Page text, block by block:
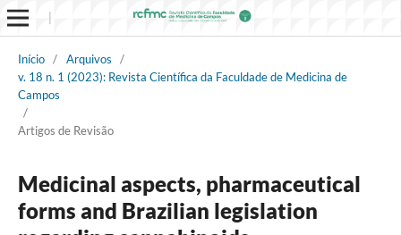
Início / Arquivos
/
v. 18 n. 1 (2023): Revista Científica da Faculdade de Medicina de
Campos
/
Artigos de Revisão
Medicinal aspects, pharmaceutical
forms and Brazilian legislation